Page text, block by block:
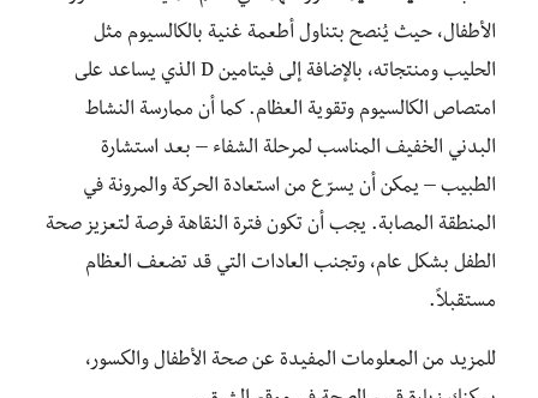
الأطفال، حيث يُنصح بتناول أطعمة غنية بالكالسيوم مثل
الحليب ومنتجاته، بالإضافة إلى فيتامين D الذي يساعد على
امتصاص الكالسيوم وتقوية العظام. كما أن ممارسة النشاط
البدني الخفيف المناسب لمرحلة الشفاء – بعد استشارة
الطبيب – يمكن أن يسرّع من استعادة الحركة والمرونة في
المنطقة المصابة. يجب أن تكون فترة النقاهة فرصة لتعزيز صحة
الطفل بشكل عام، وتجنب العادات التي قد تضعف العظام
مستقبلاً.
للمزيد من المعلومات المفيدة عن صحة الأطفال والكسور،